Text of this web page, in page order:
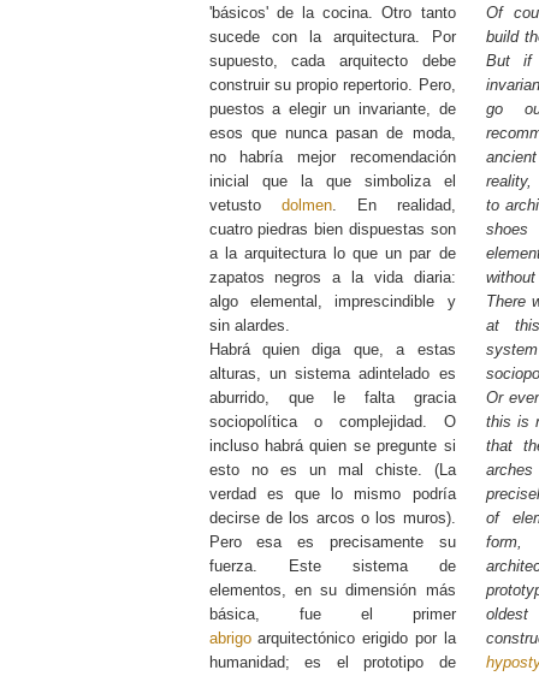
'básicos' de la cocina. Otro tanto
sucede con la arquitectura. Por
supuesto, cada arquitecto debe
construir su propio repertorio. Pero,
puestos a elegir un invariante, de
esos que nunca pasan de moda,
no habría mejor recomendación
inicial que la que simboliza el
vetusto dolmen. En realidad,
cuatro piedras bien dispuestas son
a la arquitectura lo que un par de
zapatos negros a la vida diaria:
algo elemental, imprescindible y
sin alardes.
Habrá quien diga que, a estas
alturas, un sistema adintelado es
aburrido, que le falta gracia
sociopolítica o complejidad. O
incluso habrá quien se pregunte si
esto no es un mal chiste. (La
verdad es que lo mismo podría
decirse de los arcos o los muros).
Pero esa es precisamente su
fuerza. Este sistema de
elementos, en su dimensión más
básica, fue el primer
abrigoarquitectónico erigido por la
humanidad; es el prototipo de
Of
build
But if
go
reality,
to
There
at
Or
this is
that
of
form,